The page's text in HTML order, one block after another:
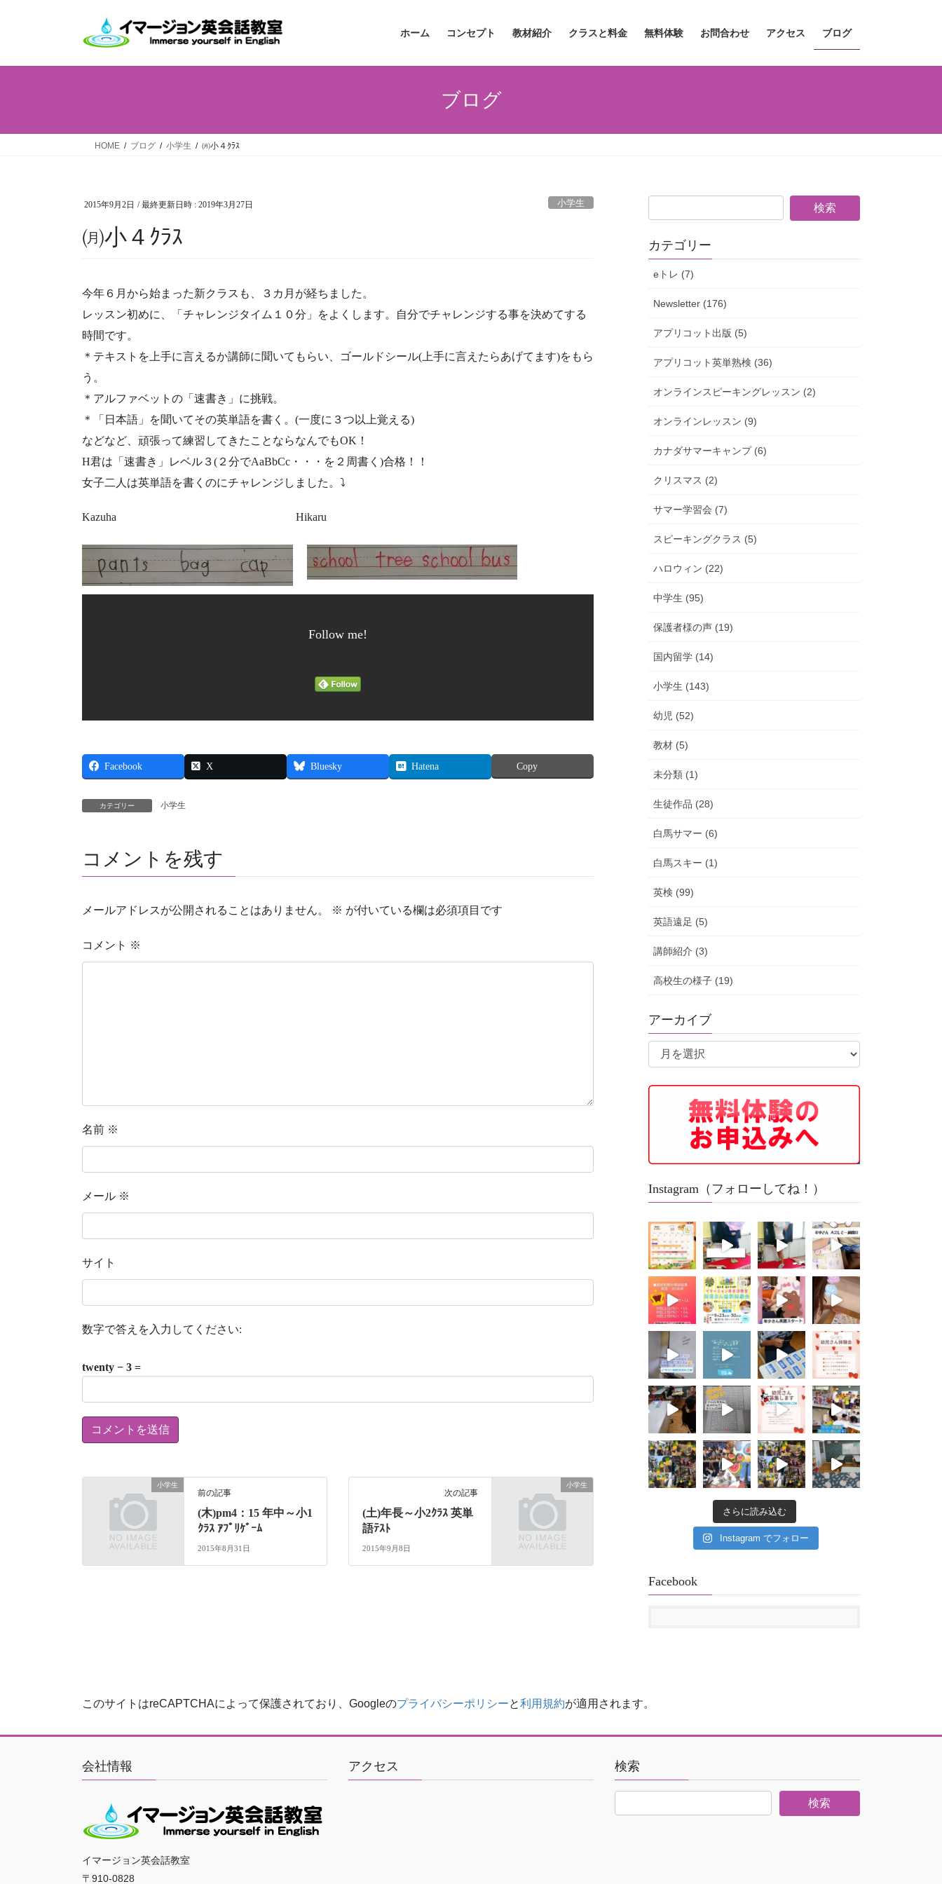
ホーム コンセプト 教材紹介 クラスと料金 無料体験 お問合わせ アクセス ブログ
ブログ
HOME ブログ 小学生 ㈪小４ｸﾗｽ
2015年9月2日 / 最終更新日時 : 2019年3月27日 小学生
㈪小４ｸﾗｽ
今年６月から始まった新クラスも、３カ月が経ちました。
レッスン初めに、「チャレンジタイム１０分」をよくします。自分でチャレンジする事を決めてする
時間です。
＊テキストを上手に言えるか講師に聞いてもらい、ゴールドシール(上手に言えたらあげてます)をもら
う。
＊アルファベットの「速書き」に挑戦。
＊「日本語」を聞いてその英単語を書く。(一度に３つ以上覚える)
などなど、頑張って練習してきたことならなんでもOK！
H君は「速書き」レベル３(２分でAaBbCc・・・を２周書く)合格！！
女子二人は英単語を書くのにチャレンジしました。⤵
Kazuha Hikaru
Follow me!
Facebook X Bluesky Hatena Copy
カテゴリー 小学生
コメントを残す
メールアドレスが公開されることはありません。 ※ が付いている欄は必須項目です
コメント ※
名前 ※
メール ※
サイト
数字で答えを入力してください:
twenty − 3 =
小学生
前の記事
(木)pm4：15 年中～小1
ｸﾗｽ ｱﾌﾟﾘｹﾞｰﾑ
2015年8月31日
小学生
次の記事
(土)年長～小2ｸﾗｽ 英単
語ﾃｽﾄ
2015年9月8日
カテゴリー
eトレ (7)
Newsletter (176)
アプリコット出版 (5)
アプリコット英単熟検 (36)
オンラインスピーキングレッスン (2)
オンラインレッスン (9)
カナダサマーキャンプ (6)
クリスマス (2)
サマー学習会 (7)
スピーキングクラス (5)
ハロウィン (22)
中学生 (95)
保護者様の声 (19)
国内留学 (14)
小学生 (143)
幼児 (52)
教材 (5)
未分類 (1)
生徒作品 (28)
白馬サマー (6)
白馬スキー (1)
英検 (99)
英語遠足 (5)
講師紹介 (3)
高校生の様子 (19)
アーカイブ
ア
イ
Instagram（フォローしてね！）
さらに読み込む
Instagram でフォロー
Facebook
このサイトはreCAPTCHAによって保護されており、Googleのプライバシーポリシーと利用規約が適用されます。
会社情報
イマージョン英会話教室
〒910-0828
アクセス 検索